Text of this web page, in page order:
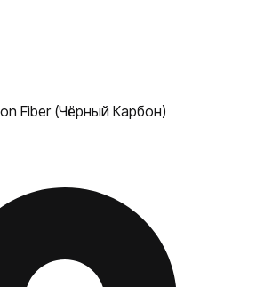
Fiber (Чёрный Карбон)